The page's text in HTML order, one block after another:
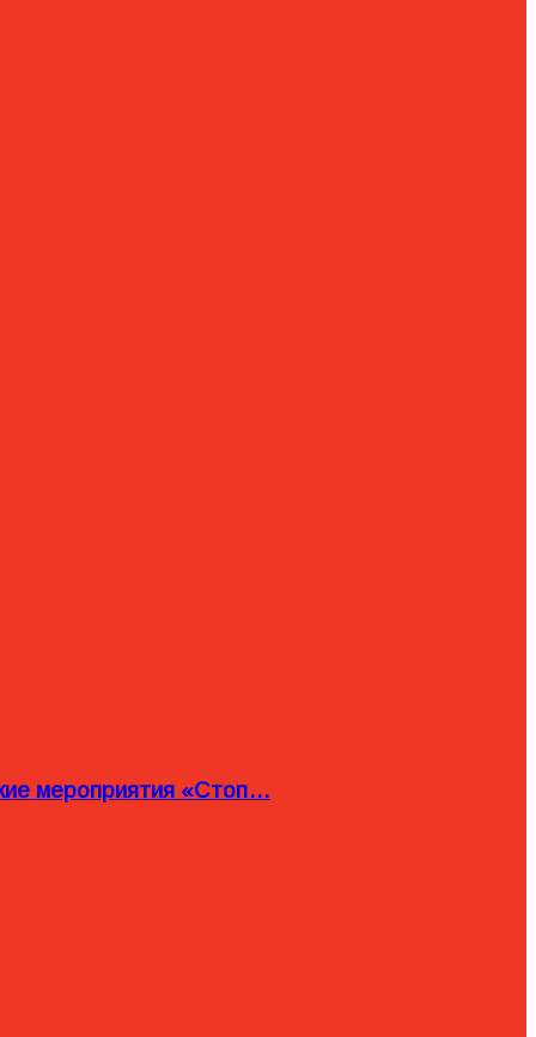
мероприятия «Стоп…